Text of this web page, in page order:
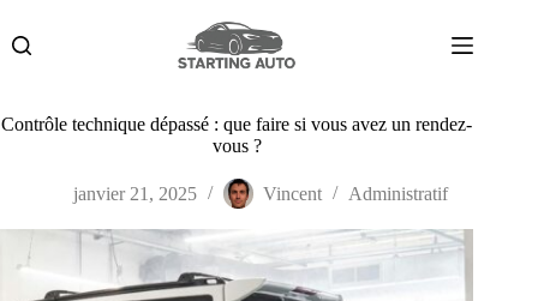
contenu
Contrôle technique dépassé : que faire si vous avez un rendez-
vous ?
janvier 21, 2025 Vincent Administratif